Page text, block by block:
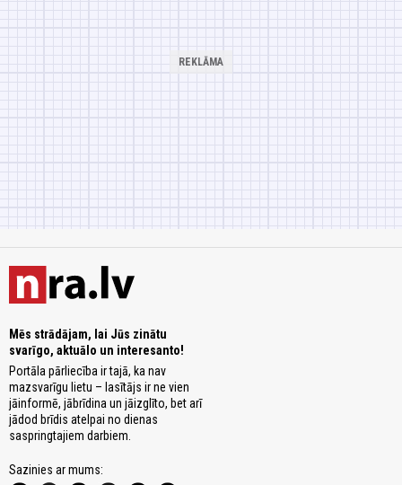
Mēs strādājam, lai Jūs zinātu
svarīgo, aktuālo un interesanto!
Portāla pārliecība ir tajā, ka nav
mazsvarīgu lietu – lasītājs ir ne vien
jāinformē, jābrīdina un jāizglīto, bet arī
jādod brīdis atelpai no dienas
saspringtajiem darbiem.
Sazinies ar mums: